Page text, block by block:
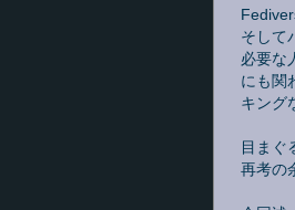
そして
必要な
にも関
キング
目まぐ
再考の